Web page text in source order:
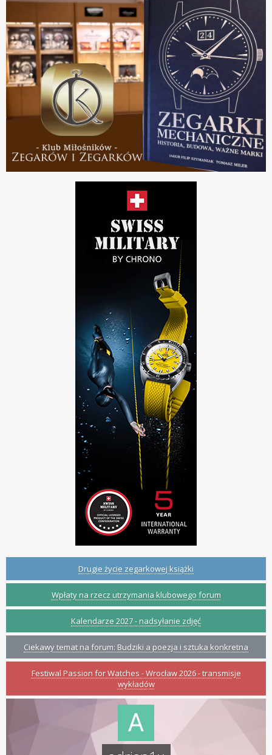
Drugie życie zegarkowej książki
Wpłaty na rzecz utrzymania klubowego forum
Kalendarze 2027 - nadsyłanie zdjęć
Ciekawy temat na forum: Budziki a poezja i sztuka konkretna
Festiwal Passion for Watches - Wrocław 2026 - transmisje
wykładów